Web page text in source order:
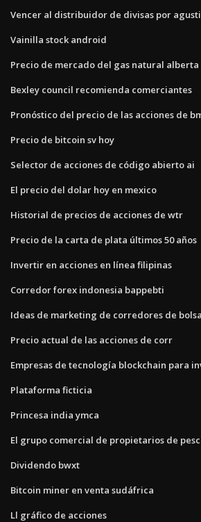
Vencer al distribuidor de divisas por
Vainilla stock android
Precio de mercado del gas natural alberta
Bexley council recomienda comerciantes
Pronóstico del precio de las acciones de
Precio de bitcoin sv hoy
Selector de acciones de código abierto ai
El precio del dolar hoy en mexico
Historial de precios de acciones de wtr
Precio de la carta de plata últimos 50 años
Invertir en acciones en línea filipinas
Corredor forex indonesia bappebti
Ideas de marketing de corredores de bolsa
Precio actual de las acciones de corr
Empresas de tecnología blockchain para
Plataforma ficticia
Princesa india ymca
El grupo comercial de propietarios de
Dividendo bwxt
Bitcoin miner en venta sudáfrica
Ll gráfico de acciones